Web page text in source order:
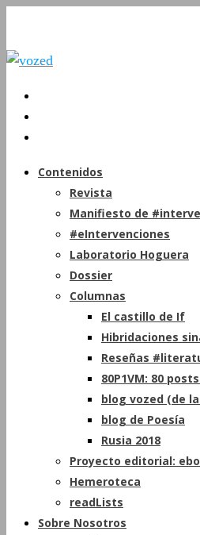
Contenidos
Revista
Manifiesto de
#eIntervenciones
Laboratorio Hoguera
Dossier
Columnas
El castillo de If
Hibridaciones
Reseñas
80P1VM: 80
blog vozed (de
blog de Poesía
Rusia 2018
Proyecto editorial:
Hemeroteca
readLists
Sobre Nosotros